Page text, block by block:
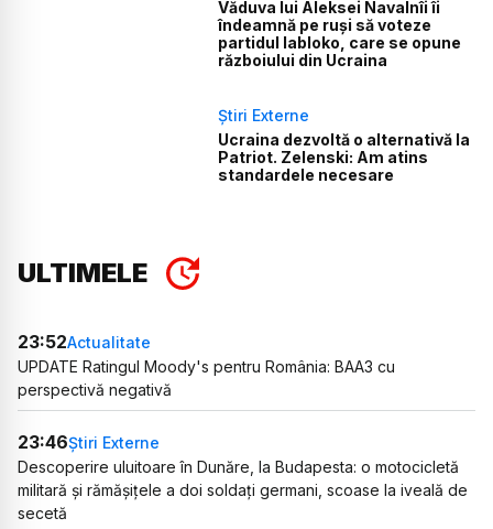
Văduva lui Aleksei Navalnîi îi
îndeamnă pe ruși să voteze
partidul Iabloko, care se opune
războiului din Ucraina
Știri Externe
Ucraina dezvoltă o alternativă la
Patriot. Zelenski: Am atins
standardele necesare
ULTIMELE
23:52Actualitate
UPDATE Ratingul Moody's pentru România: BAA3 cu
perspectivă negativă
23:46Știri Externe
Descoperire uluitoare în Dunăre, la Budapesta: o motocicletă
militară și rămășițele a doi soldați germani, scoase la iveală de
secetă